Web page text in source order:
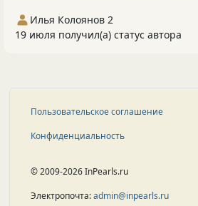
Илья Колоянов 2
19 июля получил(а) статус автора
Пользовательское соглашение
Конфиденциальность
© 2009-2026 InPearls.ru
Электропочта:admin@inpearls.ru